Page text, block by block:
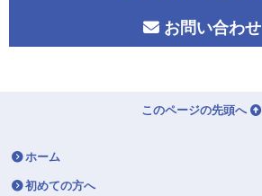
お問い合わせ
このページの先頭へ
ホーム
初めての方へ